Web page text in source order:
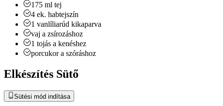
175 ml tej
4 ek. habtejszín
1 vanlíliarúd kikaparva
vaj a zsírozáshoz
1 tojás a kenéshez
porcukor a szóráshoz
Elkészítés Sütő
Sütési mód indítása